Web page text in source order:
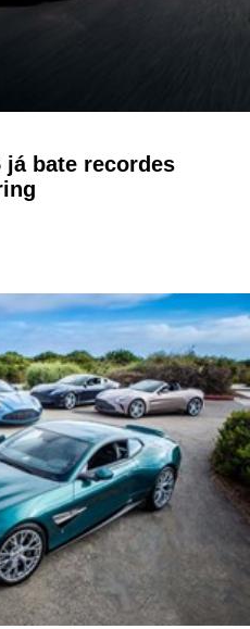
já bate recordes